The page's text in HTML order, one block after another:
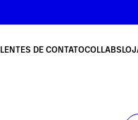
LENTES DE CONTATOCOLLABS